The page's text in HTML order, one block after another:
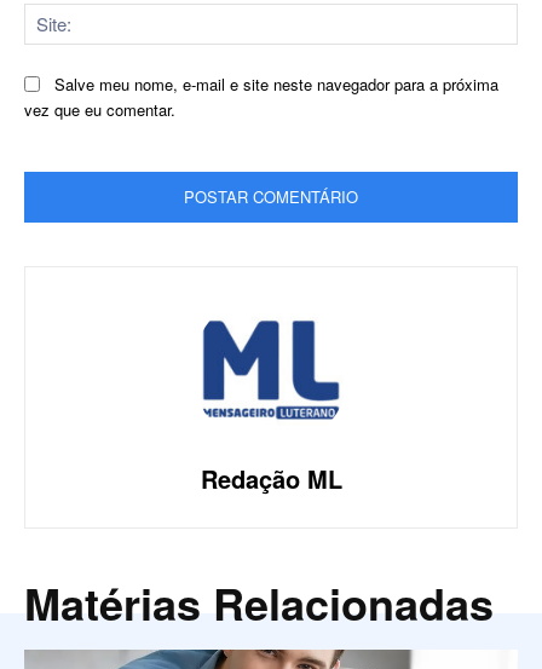
Salve meu nome, e-mail e site neste navegador para a próxima
vez que eu comentar.
Redação ML
Matérias Relacionadas